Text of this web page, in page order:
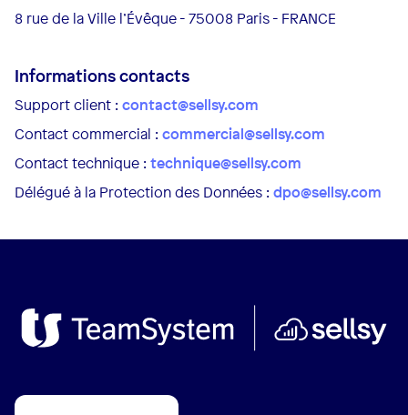
8 rue de la Ville l’Évêque - 75008 Paris - FRANCE
Informations contacts
Support client : contact@sellsy.com
Contact commercial : commercial@sellsy.com
Contact technique : technique@sellsy.com
Délégué à la Protection des Données : dpo@sellsy.com